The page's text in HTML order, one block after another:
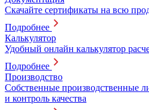
Скачайте сертификаты на всю
Подробнее
Калькулятор
Удобный онлайн калькулятор
Подробнее
Производство
Собственные производственные
и контроль качества